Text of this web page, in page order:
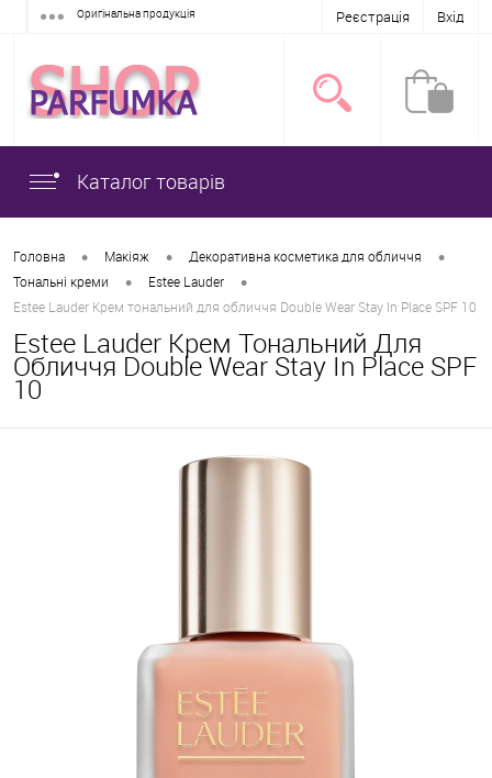
Оригінальна продукція Реєстрація Вхід
Каталог товарів
Головна • Макіяж • Декоративна косметика для обличчя •
Тональні креми • Estee Lauder •
Estee Lauder Крем тональний для обличчя Double Wear Stay In Place SPF 10
Estee Lauder Крем Тональний Для
Обличчя Double Wear Stay In Place SPF
10